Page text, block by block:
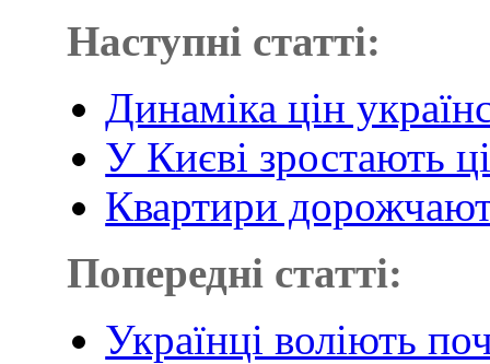
Наступні статті:
Динаміка цін
У Києві зростають
Квартири
Попередні статті:
Українці воліють